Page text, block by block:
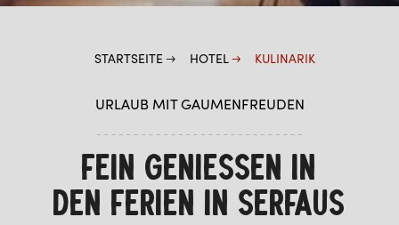
SCHIRMBAR
LAGE & ANREISE
ZIMMER & PREISE
WELLNESS
STARTSEITE HOTEL KULINARIK
URLAUB MIT GAUMENFREUDEN
FEIN GENIESSEN IN
DEN FERIEN IN SERFAUS